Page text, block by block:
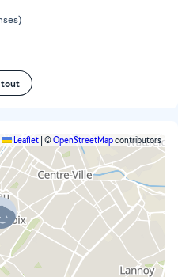
tout
Leaflet ©OpenStreetMapcontributors